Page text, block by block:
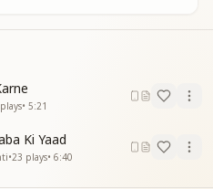
बैठी
plays• 5:21
Ki Yaad
•23 plays• 6:40